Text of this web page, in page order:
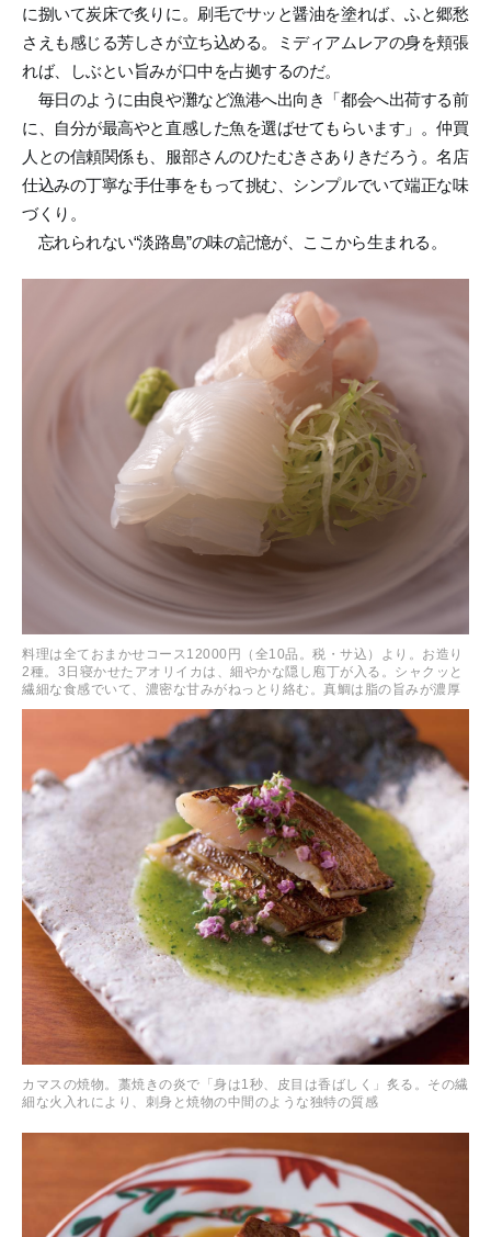
に捌いて炭床で炙りに。刷毛でサッと醤油を塗れば、ふと郷愁
さえも感じる芳しさが立ち込める。ミディアムレアの身を頬張
れば、しぶとい旨みが口中を占拠するのだ。
毎日のように由良や灘など漁港へ出向き「都会へ出荷する前
に、自分が最高やと直感した魚を選ばせてもらいます」。仲買
人との信頼関係も、服部さんのひたむきさありきだろう。名店
仕込みの丁寧な手仕事をもって挑む、シンプルでいて端正な味
づくり。
忘れられない“淡路島”の味の記憶が、ここから生まれる。
料理は全ておまかせコース12000円（全10品。税・サ込）より。お造り
2種。3日寝かせたアオリイカは、細やかな隠し庖丁が入る。シャクッと
繊細な食感でいて、濃密な甘みがねっとり絡む。真鯛は脂の旨みが濃厚
カマスの焼物。藁焼きの炎で「身は1秒、皮目は香ばしく」炙る。その繊
細な火入れにより、刺身と焼物の中間のような独特の質感